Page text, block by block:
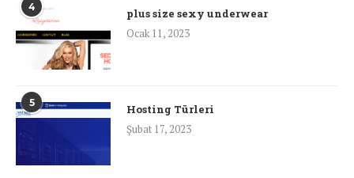
4
plus size sexy underwear
Ocak 11, 2023
5
Hosting Türleri
Şubat 17, 2023